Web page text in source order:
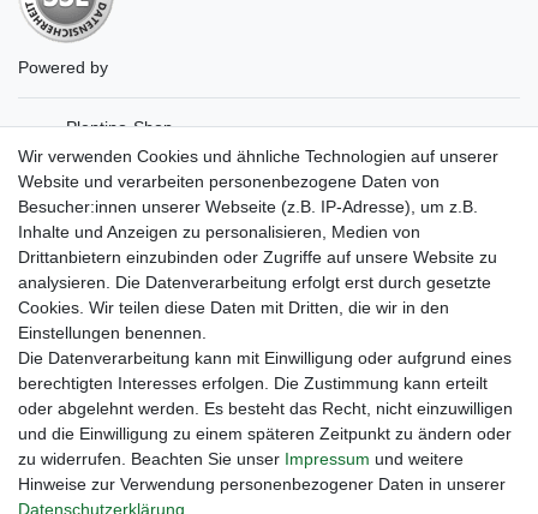
Powered by
Plentino-Shop
gAGaLamp
Drohnenstore24
MeinUSB
Batteriespeicher
PlentiSolar
Gebrauchtlicht
Ledkauf
DEYESOLAR
Lightech Connect
CardanLight Europe
FORTIMO LEDs
Cardanlight-Shop
Wallbox24
Wir verwenden Cookies und ähnliche Technologien auf unserer
Website und verarbeiten personenbezogene Daten von
Besucher:innen unserer Webseite (z.B. IP-Adresse), um z.B.
Inhalte und Anzeigen zu personalisieren, Medien von
Drittanbietern einzubinden oder Zugriffe auf unsere Website zu
analysieren. Die Datenverarbeitung erfolgt erst durch gesetzte
Cookies. Wir teilen diese Daten mit Dritten, die wir in den
Einstellungen benennen.
Die Datenverarbeitung kann mit Einwilligung oder aufgrund eines
berechtigten Interesses erfolgen. Die Zustimmung kann erteilt
oder abgelehnt werden. Es besteht das Recht, nicht einzuwilligen
und die Einwilligung zu einem späteren Zeitpunkt zu ändern oder
zu widerrufen. Beachten Sie unser Impressum und weitere
Hinweise zur Verwendung personenbezogener Daten in unserer
Daten­schutz­erklärung